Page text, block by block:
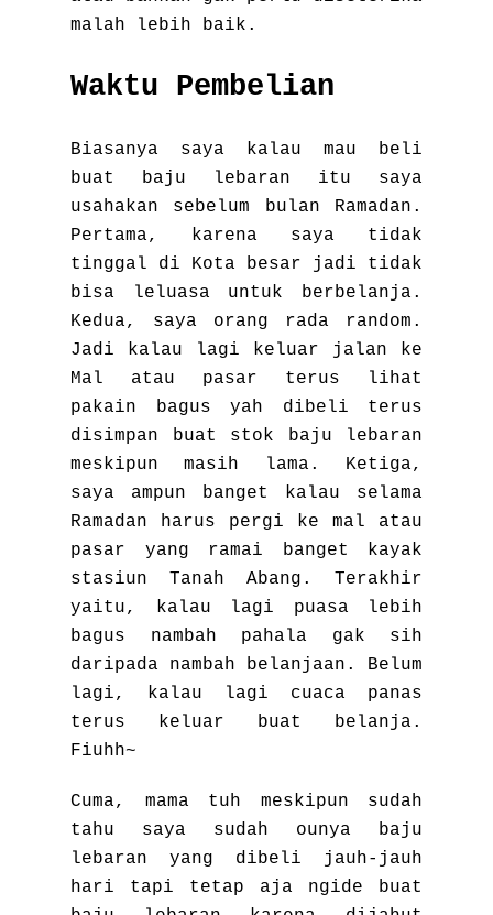
malah lebih baik.
Waktu Pembelian
Biasanya saya kalau mau beli
buat baju lebaran itu saya
usahakan sebelum bulan Ramadan.
Pertama, karena saya tidak
tinggal di Kota besar jadi tidak
bisa leluasa untuk berbelanja.
Kedua, saya orang rada random.
Jadi kalau lagi keluar jalan ke
Mal atau pasar terus lihat
pakain bagus yah dibeli terus
disimpan buat stok baju lebaran
meskipun masih lama. Ketiga,
saya ampun banget kalau selama
Ramadan harus pergi ke mal atau
pasar yang ramai banget kayak
stasiun Tanah Abang. Terakhir
yaitu, kalau lagi puasa lebih
bagus nambah pahala gak sih
daripada nambah belanjaan. Belum
lagi, kalau lagi cuaca panas
terus keluar buat belanja.
Fiuhh~
Cuma, mama tuh meskipun sudah
tahu saya sudah ounya baju
lebaran yang dibeli jauh-jauh
hari tapi tetap aja ngide buat